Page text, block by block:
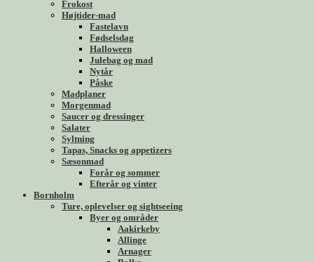
Frokost
Højtider-mad
Fastelavn
Fødselsdag
Halloween
Julebag og mad
Nytår
Påske
Madplaner
Morgenmad
Saucer og dressinger
Salater
Syltning
Tapas, Snacks og appetizers
Sæsonmad
Forår og sommer
Efterår og vinter
Bornholm
Ture, oplevelser og sightseeing
Byer og områder
Aakirkeby
Allinge
Arnager